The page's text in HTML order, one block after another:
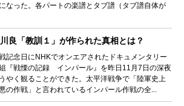
なった。各パートの楽譜とタブ譜（タブ譜自体が
良「教訓１」が作られた真相とは？
記念日にNHKでオンエアされたドキュメンタリー
『戦慄の記録 インパール』を昨日11月7日の深夜
やく観ることができた。太平洋戦争で「陸軍史上
の作戦」と言われているインパール作戦の全...